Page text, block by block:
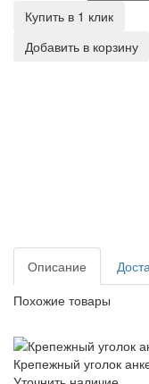
Купить в 1 клик
Добавить в корзину
Описание
Похожие товары
Крепежный уголок